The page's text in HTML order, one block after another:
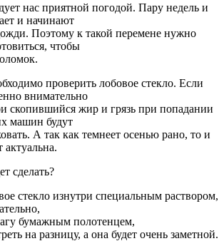
нас приятной погодой. Пару недель и
и начинают
Поэтому к такой перемене нужно
чтобы
проверить лобовое стекло. Если
внимательно
скопившийся жир и грязь при попадании
машин будут
А так как темнеет осенью рано, то и
актуальна.
сделать?
стекло изнутри специальным раствором,
бумажным полотенцем,
на разницу, а она будет очень заметной.